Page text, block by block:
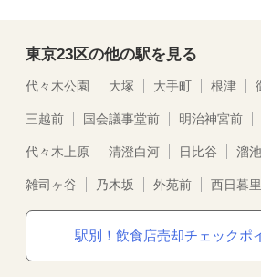
東京23区の他の駅を見る
代々木公園 大塚 大手町 根津
三越前 国会議事堂前 明治神宮前
代々木上原 清澄白河 日比谷 溜
雑司ヶ谷 乃木坂 外苑前 西日暮里
駅別！飲食店売却チェックポ